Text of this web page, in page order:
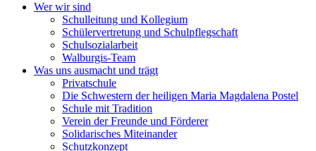
Wer wir sind
Schulleitung und Kollegium
Schülervertretung und Schulpflegschaft
Schulsozialarbeit
Walburgis-Team
Was uns ausmacht und trägt
Privatschule
Die Schwestern der heiligen Maria Magdalena Postel
Schule mit Tradition
Verein der Freunde und Förderer
Solidarisches Miteinander
Schutzkonzept